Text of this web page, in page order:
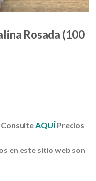
Rosada (100
ConsulteAQUÍPrecios
en este sitio web son